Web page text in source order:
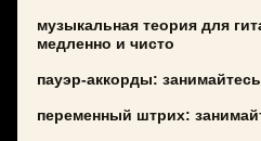
музыкальная теория для
медленно и чисто
пауэр-аккорды:
переменный штрих: